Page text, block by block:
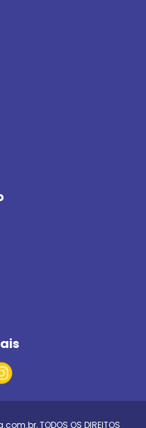
, TODOS OS DIREITOS